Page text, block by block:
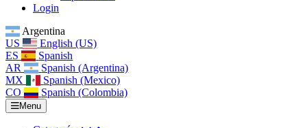
Login
Argentina
US
English (US)
ES
Spanish
AR
Spanish (Argentina)
MX
Spanish (Mexico)
CO
Spanish (Colombia)
Menu